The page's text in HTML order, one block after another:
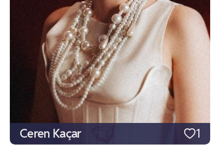
1
Ceren Kaçar